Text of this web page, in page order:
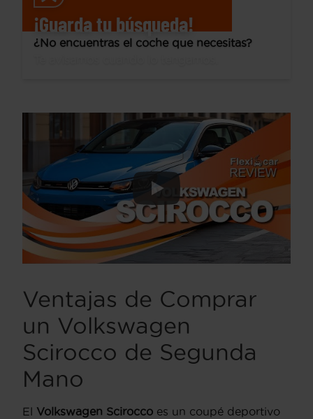
¡Guarda tu búsqueda!
¿No encuentras el coche que necesitas?
Ventajas de Comprar
un Volkswagen
Scirocco de Segunda
Mano
El Volkswagen Scirocco es un coupé deportivo